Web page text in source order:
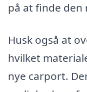
på at finde den
Husk også at
hvilket
nye carport.